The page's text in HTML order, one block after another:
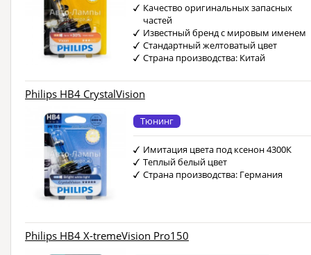
Качество оригинальных запасных
частей
Известный бренд с мировым именем
Стандартный желтоватый цвет
Страна производства: Китай
Philips HB4 CrystalVision
Тюнинг
Имитация цвета под ксенон 4300К
Теплый белый цвет
Страна производства: Германия
Philips HB4 X-tremeVision Pro150